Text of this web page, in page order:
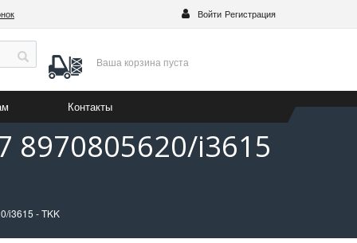
Войти Регистрация
Ваша корзина пуста
Контакты
8970805620/i3615
i3615 - TKK